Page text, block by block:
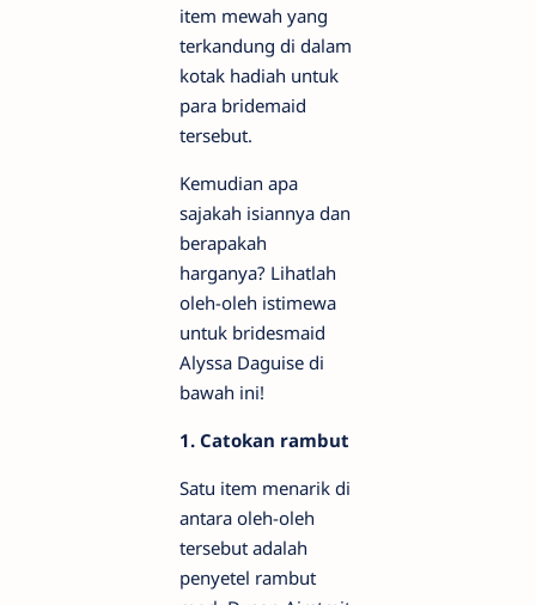
item mewah yang
terkandung di dalam
kotak hadiah untuk
para bridemaid
tersebut.
Kemudian apa
sajakah isiannya dan
berapakah
harganya? Lihatlah
oleh-oleh istimewa
untuk bridesmaid
Alyssa Daguise di
bawah ini!
1. Catokan rambut
Satu item menarik di
antara oleh-oleh
tersebut adalah
penyetel rambut